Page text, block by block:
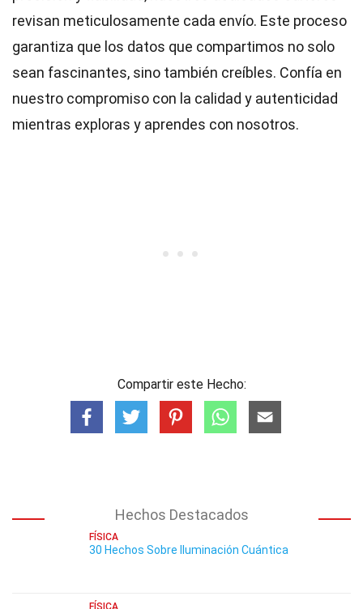
revisan meticulosamente cada envío. Este proceso
garantiza que los datos que compartimos no solo
sean fascinantes, sino también creíbles. Confía en
nuestro compromiso con la calidad y autenticidad
mientras exploras y aprendes con nosotros.
Compartir este Hecho:
Hechos Destacados
FÍSICA
30 Hechos Sobre Iluminación Cuántica
FÍSICA